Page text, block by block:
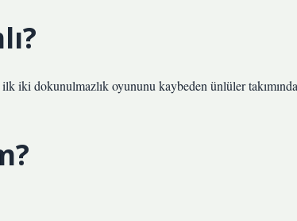
iki dokunulmazlık oyununu kaybeden ünlüler takımında